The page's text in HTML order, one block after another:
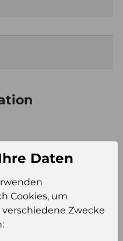
Daten
Cookies, um
Zwecke